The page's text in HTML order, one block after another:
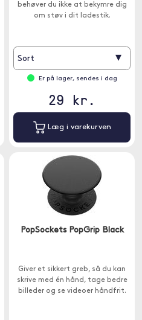
behøver du ikke at bekymre dig
om støv i dit ladestik.
Sort ▾
Er på lager, sendes i dag
29 kr.
Læg i varekurven
PopSockets PopGrip Black
Giver et sikkert greb, så du kan
skrive med én hånd, tage bedre
billeder og se videoer håndfrit.